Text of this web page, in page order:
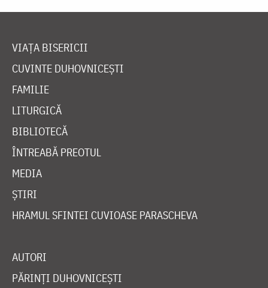
VIAȚA BISERICII
CUVINTE DUHOVNICEȘTI
FAMILIE
LITURGICĂ
BIBLIOTECĂ
ÎNTREABĂ PREOTUL
MEDIA
ȘTIRI
HRAMUL SFINTEI CUVIOASE PARASCHEVA
AUTORI
PĂRINȚI DUHOVNICEȘTI